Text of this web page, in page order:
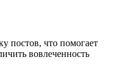
постов, что помогает
вовлеченность